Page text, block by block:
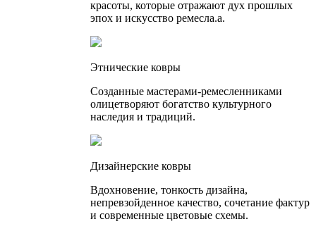
красоты, которые отражают дух прошлых
эпох и искусство ремесла.а.
Этнические ковры
Созданные мастерами-ремесленниками
олицетворяют богатство культурного
наследия и традиций.
Дизайнерские ковры
Вдохновение, тонкость дизайна,
непревзойденное качество, сочетание фактур
и современные цветовые схемы.